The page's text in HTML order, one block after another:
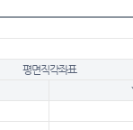
평면직각좌표